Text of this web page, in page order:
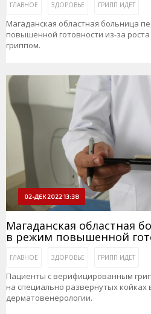
ГЛАВНОЕ ЗДОРОВЬЕ ГРИПП ИДЕТ
Магаданская областная больница
повышенной готовности из-за
гриппом.
02-ДЕК 2022 13:38
Магаданская областная
в режим повышенной
ГЛАВНОЕ ЗДОРОВЬЕ ГРИПП ИДЕТ
Пациенты с верифицированным
на специально развернутых койках
дерматовенерологии.